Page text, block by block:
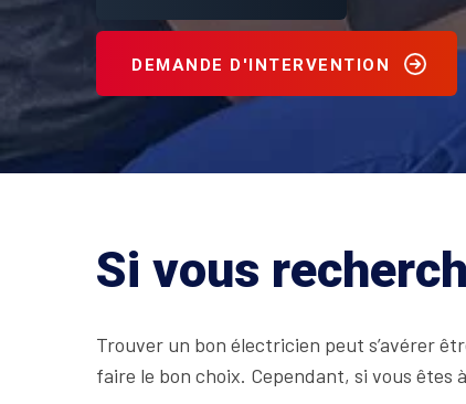
DEMANDE D'INTERVENTION
Si vous
Trouver un bon électricien peut s’avérer
faire le bon choix. Cependant, si vous êtes